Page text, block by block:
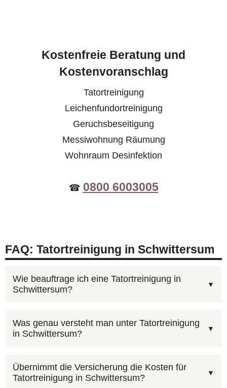
Kostenfreie Beratung und
Kostenvoranschlag
Tatortreinigung
Leichenfundortreinigung
Geruchsbeseitigung
Messiwohnung Räumung
Wohnraum Desinfektion
☎ 0800 6003005
FAQ: Tatortreinigung in Schwittersum
Wie beauftrage ich eine Tatortreinigung in
Schwittersum?
Am schnellsten geht es telefonisch:
0800 6003005(kostenlos, 24h). Wir besprechen
und organisieren den Einsatz in Schwittersum.
Bei Bedarf sind wir innerhalb weniger Stunden
Was genau versteht man unter Tatortreinigung
in Schwittersum?
Nicht ganz. Tatortreinigung umfasst die
Reinigung nach Verbrechen oder Unfällen,
Übernimmt die Versicherung die Kosten für
Tatortreinigung in Schwittersum?